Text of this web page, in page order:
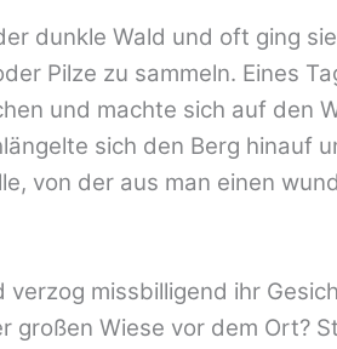
dunkle Wald und oft ging
Pilze zu sammeln. Eines
und machte sich auf den
sich den Berg hinauf
von der aus man einen
missbilligend ihr
großen Wiese vor dem Ort?